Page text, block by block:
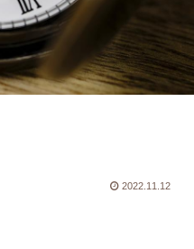
2022.11.12